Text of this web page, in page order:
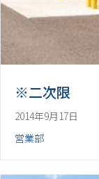
※二次限
2014年9月17日
営業部